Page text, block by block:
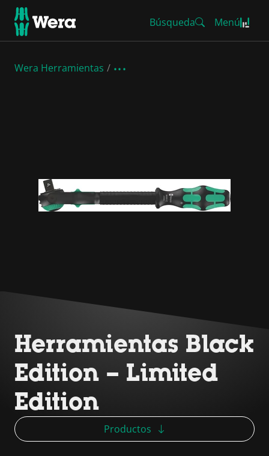
Búsqueda Menú
Wera Herramientas
Herramientas Black
Edition – Limited
Edition
Productos